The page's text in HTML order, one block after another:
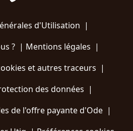
d'Utilisation |
?| Mentions légales |
et autres traceurs |
des données |
de l'offre payante d'Ode |